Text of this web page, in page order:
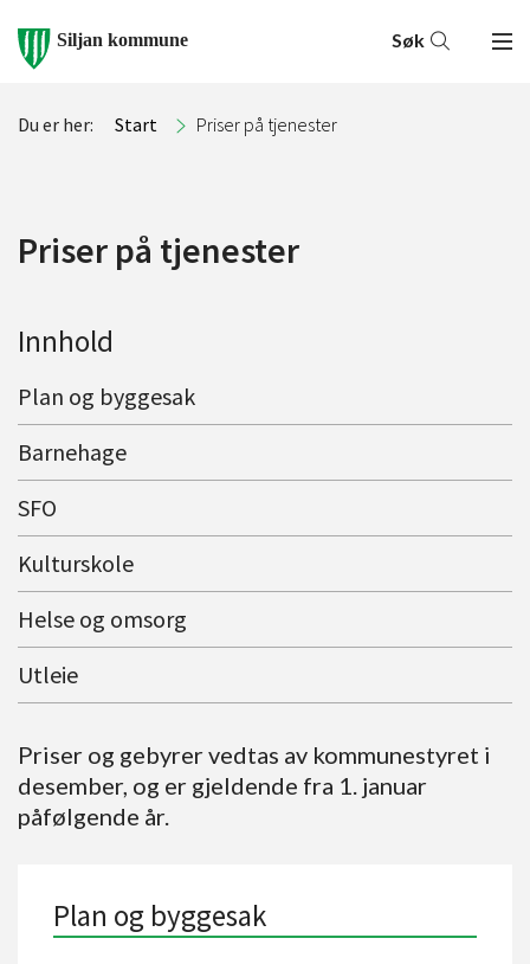
Siljan kommune Søk
Du er her: Start Priser på tjenester
Priser på tjenester
Innhold
Plan og byggesak
Barnehage
SFO
Kulturskole
Helse og omsorg
Utleie
Priser og gebyrer vedtas av kommunestyret i
desember, og er gjeldende fra 1. januar
påfølgende år.
Plan og byggesak